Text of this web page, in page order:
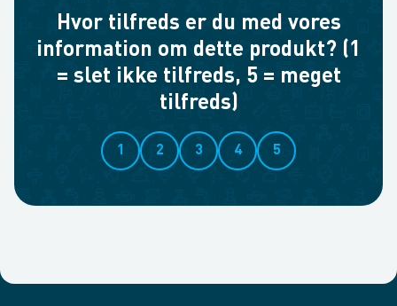
Hvor tilfreds er du med vores
information om dette produkt? (1
= slet ikke tilfreds, 5 = meget
tilfreds)
1 2 3 4 5